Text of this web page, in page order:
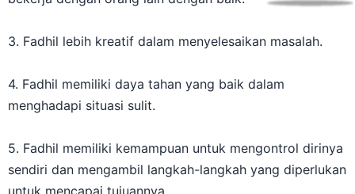
3. Fadhil lebih kreatif dalam menyelesaikan masalah.
4. Fadhil memiliki daya tahan yang baik dalam
menghadapi situasi sulit.
5. Fadhil memiliki kemampuan untuk mengontrol dirinya
sendiri dan mengambil langkah-langkah yang diperlukan
untuk mencapai tujuannya.